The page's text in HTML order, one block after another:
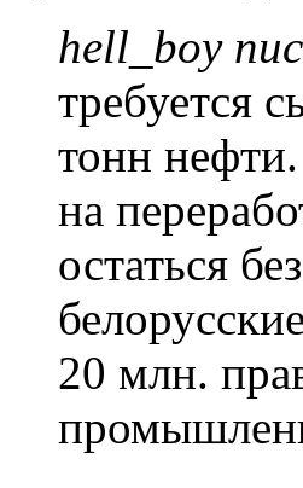
hell_boy
требуется
тонн
на
остаться
20 млн.